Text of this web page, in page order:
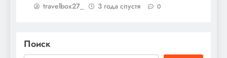
travelbox27_ 3 года спустя 0
Поиск